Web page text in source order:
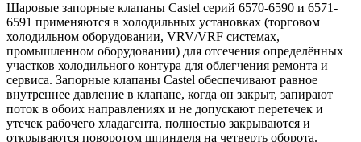
Шаровые запорные клапаны Castel серий 6570-6590 и 6571-
6591 применяются в холодильных установках (торговом
холодильном оборудовании, VRV/VRF системах,
промышленном оборудовании) для отсечения определённых
участков холодильного контура для облегчения ремонта и
сервиса. Запорные клапаны Castel обеспечивают равное
внутреннее давление в клапане, когда он закрыт, запирают
поток в обоих направлениях и не допускают перетечек и
утечек рабочего хладагента, полностью закрываются и
открываются поворотом шпинделя на четверть оборота.